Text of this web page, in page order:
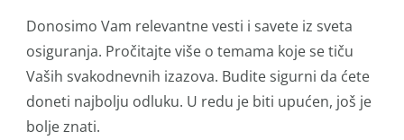
Donosimo Vam relevantne vesti i savete iz sveta
osiguranja. Pročitajte više o temama koje se tiču
Vaših svakodnevnih izazova. Budite sigurni da ćete
doneti najbolju odluku. U redu je biti upućen, još je
bolje znati.